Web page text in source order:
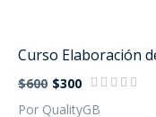
Curso Elaboración
$600 $300
Por QualityGB